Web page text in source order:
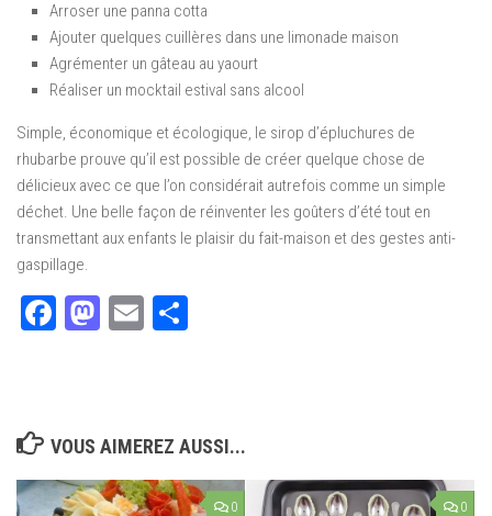
Arroser une panna cotta
Ajouter quelques cuillères dans une limonade maison
Agrémenter un gâteau au yaourt
Réaliser un mocktail estival sans alcool
Simple, économique et écologique, le sirop d’épluchures de
rhubarbe prouve qu’il est possible de créer quelque chose de
délicieux avec ce que l’on considérait autrefois comme un simple
déchet. Une belle façon de réinventer les goûters d’été tout en
transmettant aux enfants le plaisir du fait-maison et des gestes anti-
gaspillage.
Facebook
Mastodon
Email
VOUS AIMEREZ AUSSI...
0 0